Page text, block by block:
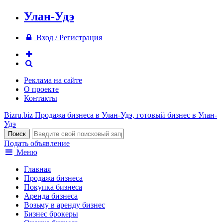
Улан-Удэ
Вход / Регистрация
Реклама на сайте
О проекте
Контакты
Bizru.biz Продажа бизнеса в Улан-Удэ, готовый бизнес в Улан-
Удэ
Подать объявление
Меню
Главная
Продажа бизнеса
Покупка бизнеса
Аренда бизнеса
Возьму в аренду бизнес
Бизнес брокеры